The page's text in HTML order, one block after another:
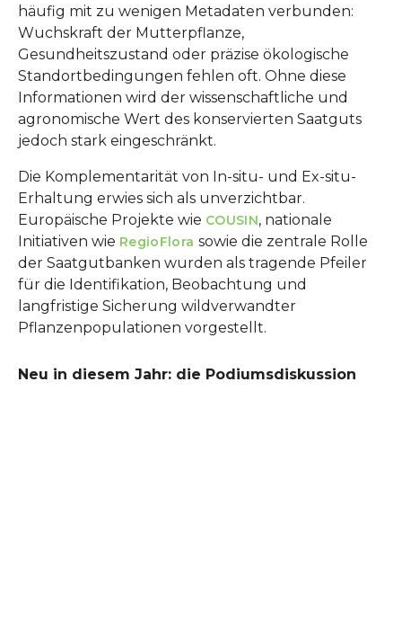
häufig mit zu wenigen Metadaten verbunden:
Wuchskraft der Mutterpflanze,
Gesundheitszustand oder präzise ökologische
Standortbedingungen fehlen oft. Ohne diese
Informationen wird der wissenschaftliche und
agronomische Wert des konservierten Saatguts
jedoch stark eingeschränkt.
Die Komplementarität von In-situ- und Ex-situ-
Erhaltung erwies sich als unverzichtbar.
Europäische Projekte wie COUSIN, nationale
Initiativen wie RegioFlora sowie die zentrale Rolle
der Saatgutbanken wurden als tragende Pfeiler
für die Identifikation, Beobachtung und
langfristige Sicherung wildverwandter
Pflanzenpopulationen vorgestellt.
Neu in diesem Jahr: die Podiumsdiskussion